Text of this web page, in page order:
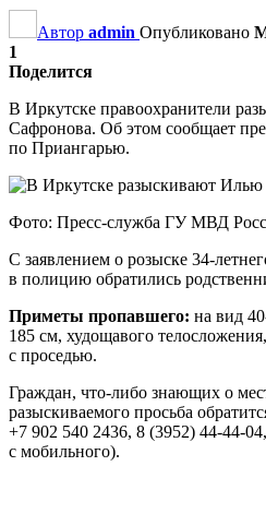
Автор admin Опубликовано
1
Поделится
В Иркутске правоохранители
Сафронова. Об этом сообщает
по Приангарью.
Фото: Пресс-служба ГУ МВД
С заявлением о розыске 34-
в полицию обратились
Приметы пропавшего: на вид
185 см, худощавого
с проседью.
Граждан, что-либо знающих о
разыскиваемого просьба
+7 902 540 2436, 8 (3952) 44-44-
с мобильного).